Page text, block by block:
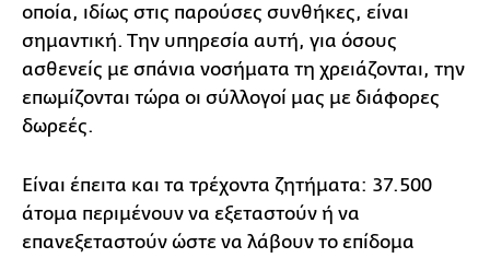
οποία, ιδίως στις παρούσες συνθήκες, είναι
σημαντική. Την υπηρεσία αυτή, για όσους
ασθενείς με σπάνια νοσήματα τη χρειάζονται, την
επωμίζονται τώρα οι σύλλογοί μας με διάφορες
δωρεές.
Είναι έπειτα και τα τρέχοντα ζητήματα: 37.500
άτομα περιμένουν να εξεταστούν ή να
επανεξεταστούν ώστε να λάβουν το επίδομα